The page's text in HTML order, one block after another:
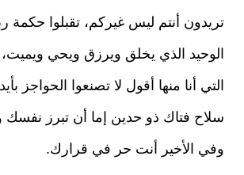
تريدون أنتم ليس غيركم، تقبلوا حكمة
الوحيد الذي يخلق ويرزق ويحي ويميت،
التي أنا منها أقول لا تصنعوا الحواجز
سلاح فتاك ذو حدين إما أن تبرز نفسك
وفي الأخير أنت حر في قرارك.